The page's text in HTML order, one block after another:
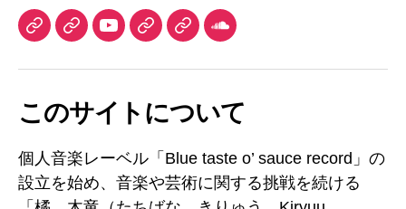
TuneCore
iTunesYouTube
ン
ル
DLsiteAudiostockSoundCloud
このサイトについて
個人音楽レーベル「Blue taste o’ sauce record」の
設立を始め、音楽や芸術に関する挑戦を続ける